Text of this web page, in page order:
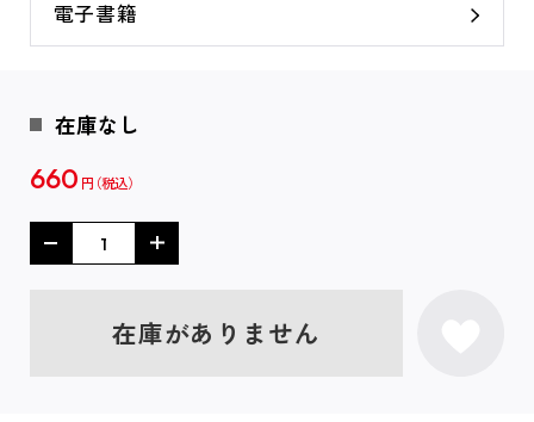
電子書籍
在庫なし
660 円
在庫がありません